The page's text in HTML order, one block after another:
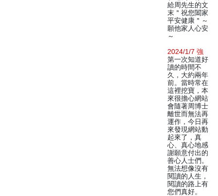
給周先生的文
末＂祝您闔家
平安健康＂～
願他家人心安
～
2024/1/7 強
第一次知道好
讀的時間不
久，大約兩年
前。當時常在
這裡挖寶，本
來很擔心網站
會隨著周博士
離世而無法再
運作，今日再
來發現網站動
起來了，真
心、真心地感
謝願意付出的
善心人士們。
無法想像沒有
閱讀的人生，
閱讀的路上有
您們真好。